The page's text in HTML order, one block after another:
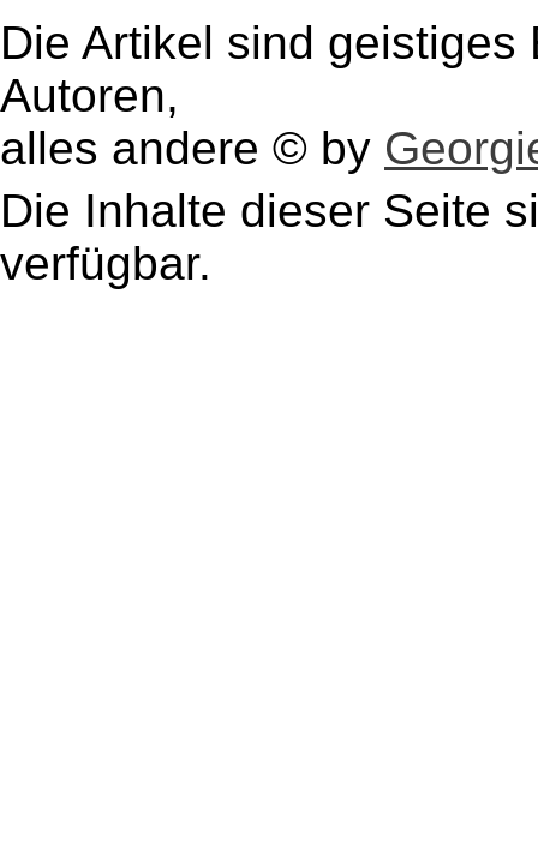
Die Artikel sind
Autoren,
alles andere © by
Die Inhalte dieser Seite
verfügbar.